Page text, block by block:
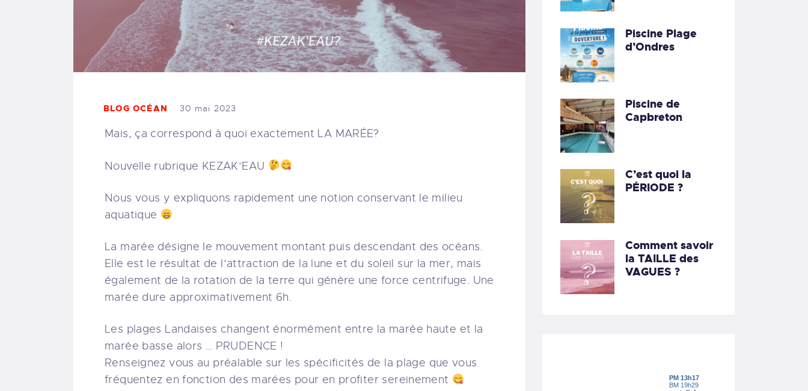
BLOG OCÉAN 30 mai 2023
Mais, ça correspond à quoi exactement LA MARÉE?
Nouvelle rubrique KEZAK’EAU
Nous vous y expliquons rapidement une notion conservant le milieu
aquatique
La marée désigne le mouvement montant puis descendant des océans.
Elle est le résultat de l’attraction de la lune et du soleil sur la mer, mais
également de la rotation de la terre qui génère une force centrifuge. Une
marée dure approximativement 6h.
Les plages Landaises changent énormément entre la marée haute et la
marée basse alors … PRUDENCE !
Renseignez vous au préalable sur les spécificités de la plage que vous
fréquentez en fonction des marées pour en profiter sereinement
Piscine Plage
d’Ondres
Piscine de
Capbreton
C’est quoi la
PÉRIODE ?
Comment savoir
la TAILLE des
VAGUES ?